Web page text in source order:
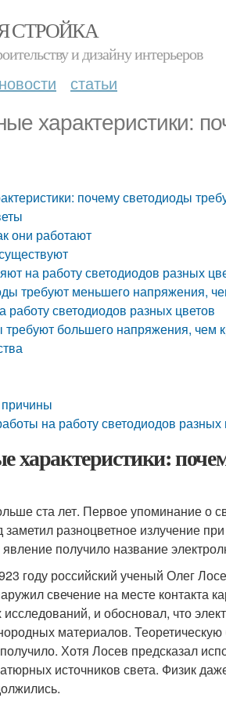
СТРОЙКА
и дизайну интерьеров
новости статьи
характеристики:
почему светодиоды
они работают
на работу светодиодов разных
требуют меньшего напряжения,
работу светодиодов разных цветов
большего напряжения, чем
на работу светодиодов разных
характеристики:
ста лет. Первое упоминание о
разноцветное излучение
получило название
году российский ученый Олег
свечение на месте контакта
исследований, и обосновал, что
материалов.
Хотя Лосев предсказал
источников света. Физик